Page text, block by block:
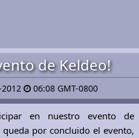
de Keldeo!
06:08 GMT-0800
en nuestro evento de
por concluido el evento,